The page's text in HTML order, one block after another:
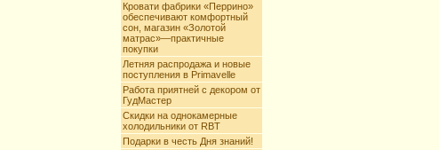
Кровати фабрики «Перрино»
обеспечивают комфортный
сон, магазин «Золотой
матрас»—практичные
покупки
Летняя распродажа и новые
поступления в Primavelle
Работа приятней с декором от
ГудМастер
Скидки на однокамерные
холодильники от RBT
Подарки в честь Дня знаний!